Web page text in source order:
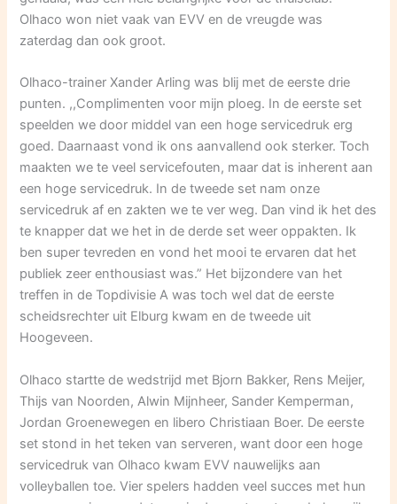
Olhaco won niet vaak van EVV en de vreugde was
zaterdag dan ook groot.
Olhaco-trainer Xander Arling was blij met de eerste drie
punten. ,,Complimenten voor mijn ploeg. In de eerste set
speelden we door middel van een hoge servicedruk erg
goed. Daarnaast vond ik ons aanvallend ook sterker. Toch
maakten we te veel servicefouten, maar dat is inherent aan
een hoge servicedruk. In de tweede set nam onze
servicedruk af en zakten we te ver weg. Dan vind ik het des
te knapper dat we het in de derde set weer oppakten. Ik
ben super tevreden en vond het mooi te ervaren dat het
publiek zeer enthousiast was.” Het bijzondere van het
treffen in de Topdivisie A was toch wel dat de eerste
scheidsrechter uit Elburg kwam en de tweede uit
Hoogeveen.
Olhaco startte de wedstrijd met Bjorn Bakker, Rens Meijer,
Thijs van Noorden, Alwin Mijnheer, Sander Kemperman,
Jordan Groenewegen en libero Christiaan Boer. De eerste
set stond in het teken van serveren, want door een hoge
servicedruk van Olhaco kwam EVV nauwelijks aan
volleyballen toe. Vier spelers hadden veel succes met hun